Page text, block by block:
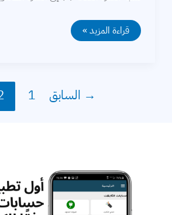
ما
هو
قراءة المزيد »
→ السابق 1